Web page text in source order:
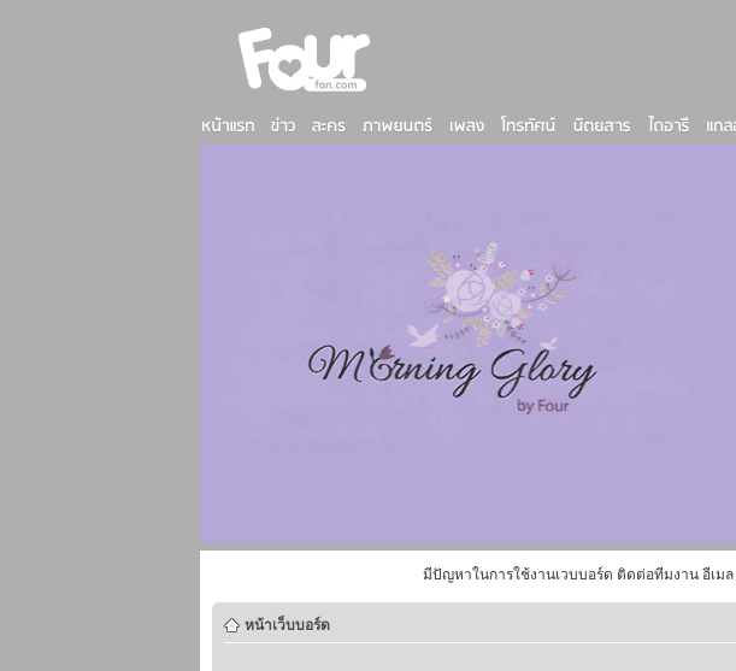
มีปัญหาในการใช้งานเวบบอร์ด ติดต่อทีมงาน อีเมล
หน้าเว็บบอร์ด